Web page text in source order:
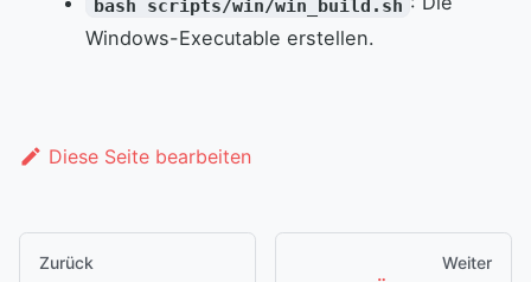
bash scripts/win/win_build.sh
Windows-Executable erstellen.
Diese Seite bearbeiten
Zurück Weiter